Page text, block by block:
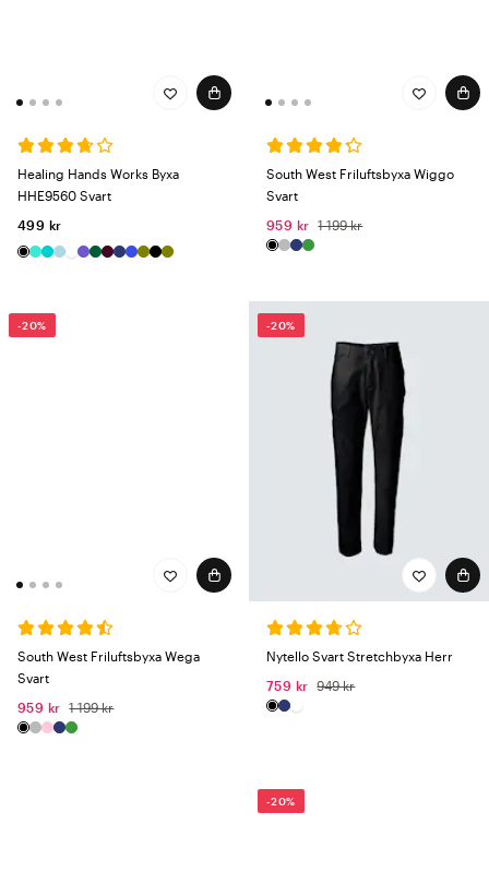
Healing Hands Works Byxa
HHE9560 Svart
499 kr
South West Friluftsbyxa Wiggo
Svart
959 kr
1 199 kr
-20%
South West Friluftsbyxa Wega
Svart
959 kr
1 199 kr
-20%
Nytello Svart Stretchbyxa Herr
759 kr
949 kr
-20%